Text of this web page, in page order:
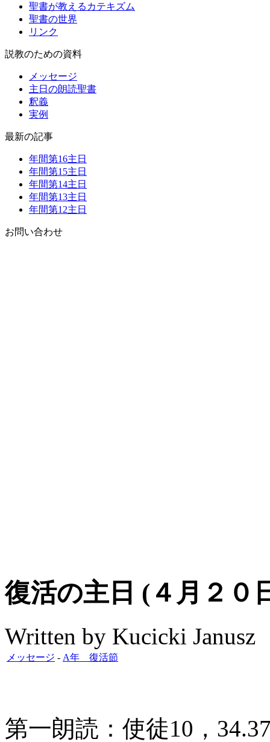
聖書が教えるカテキズム
聖書の世界
リンク
説教のための資料
メッセージ
主日の朗読聖書
釈義
実例
最新の記事
年間第16主日
年間第15主日
年間第14主日
年間第13主日
年間第12主日
お問い合わせ
復活の主日 (４月２０
Written by Kucicki Janusz
メッセージ - A年 復活節
第一朗読：使徒10，